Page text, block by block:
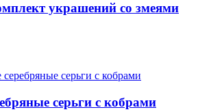
украшений со змеями
серьги с кобрами